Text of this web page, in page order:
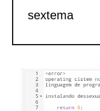
sextema